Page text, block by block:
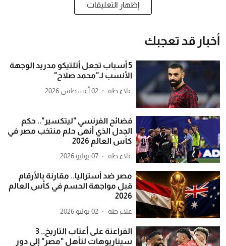
إظهار التعليقات
أخبار قد تعجبك
5 أسباب تجعل أتلتيكو مدريد الوجهة
الأنسب لـ"محمد صلاح"
علاء طه 02 أغسطس 2026
فضائح الفرنسي "ليتكسير".. حكم
الجدل الذي أنهى حلم منتخب مصر في
كأس العالم 2026
علاء طه 07 يوليو 2026
مصر ضد أستراليا.. مقارنة بالأرقام
قبل مواجهة الحسم في كأس العالم
2026
علاء طه 02 يوليو 2026
الفراعنة على أعتاب التاريخ.. 3
سيناريوهات لتأهل "مصر" إلى دور